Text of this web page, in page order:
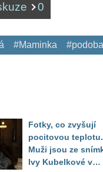
0
#Maminka #podoba
Fotky, co zvyšují
pocitovou teplotu.
Muži jsou ze
Ivy Kubelkové v